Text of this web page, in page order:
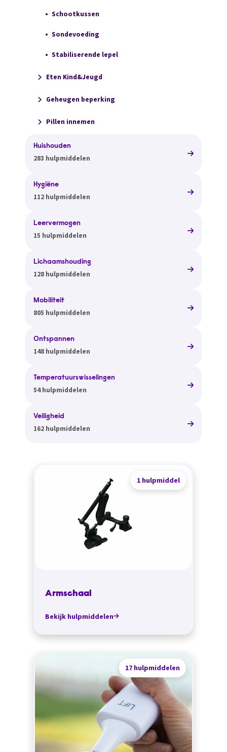
Schootkussen
Sondevoeding
Stabiliserende lepel
Eten Kind&Jeugd
Geheugen beperking
Pillen innemen
Huishouden
283 hulpmiddelen
Hygiëne
112 hulpmiddelen
Leervermogen
15 hulpmiddelen
Lichaamshouding
128 hulpmiddelen
Mobiliteit
805 hulpmiddelen
Ontspannen
148 hulpmiddelen
Temperatuurswisselingen
54 hulpmiddelen
Veiligheid
162 hulpmiddelen
1 hulpmiddel
Armschaal
Bekijk hulpmiddelen
17 hulpmiddelen